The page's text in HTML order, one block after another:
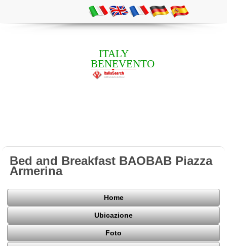
ITALY
BENEVENTO
Bed and Breakfast BAOBAB Piazza
Armerina
Home
Ubicazione
Foto